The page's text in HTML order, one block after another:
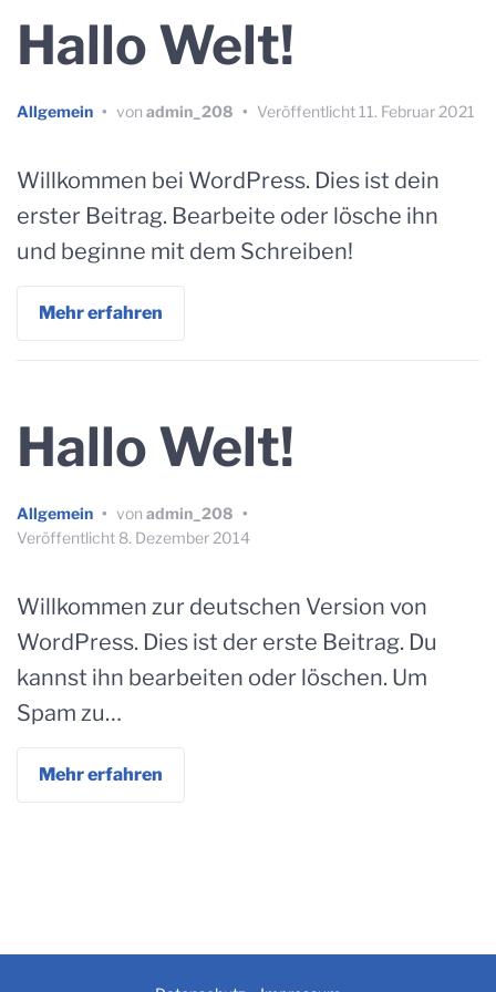
Hallo Welt!
Allgemein • von admin_208 • Veröffentlicht 11. Februar 2021
Willkommen bei WordPress. Dies ist dein
erster Beitrag. Bearbeite oder lösche ihn
und beginne mit dem Schreiben!
Mehr erfahren
Hallo Welt!
Allgemein • von admin_208 •
Veröffentlicht 8. Dezember 2014
Willkommen zur deutschen Version von
WordPress. Dies ist der erste Beitrag. Du
kannst ihn bearbeiten oder löschen. Um
Spam zu…
Mehr erfahren